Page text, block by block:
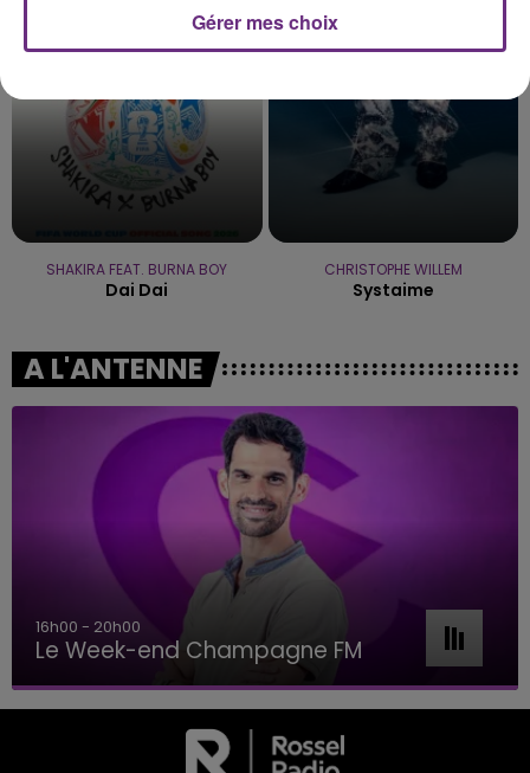
SHAKIRA FEAT. BURNA BOY
Dai Dai
16h28
16h28
CHRISTOPHE WILLEM
Systaime
A L'ANTENNE
16h00 - 20h00
Le Week-end Champagne FM
Gérer mes choix